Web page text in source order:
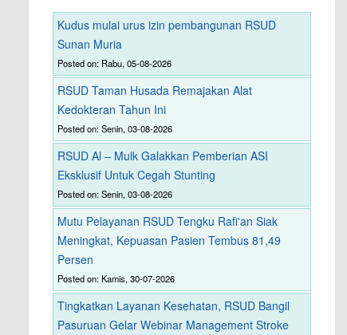
Kudus mulai urus izin pembangunan RSUD
Sunan Muria
Posted on: Rabu, 05-08-2026
RSUD Taman Husada Remajakan Alat
Kedokteran Tahun Ini
Posted on: Senin, 03-08-2026
RSUD Al – Mulk Galakkan Pemberian ASI
Eksklusif Untuk Cegah Stunting
Posted on: Senin, 03-08-2026
Mutu Pelayanan RSUD Tengku Rafi'an Siak
Meningkat, Kepuasan Pasien Tembus 81,49
Persen
Posted on: Kamis, 30-07-2026
Tingkatkan Layanan Kesehatan, RSUD Bangil
Pasuruan Gelar Webinar Management Stroke